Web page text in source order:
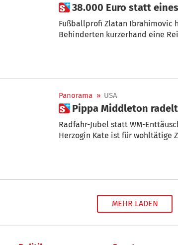
 38.000 Euro statt
Fußballprofi Zlatan Ibrahimovic
Behinderten kurzerhand eine
Panorama » USA
 Pippa Middleton
Radfahr-Jubel statt WM-
Herzogin Kate ist für wohltätige
MEHR LADEN